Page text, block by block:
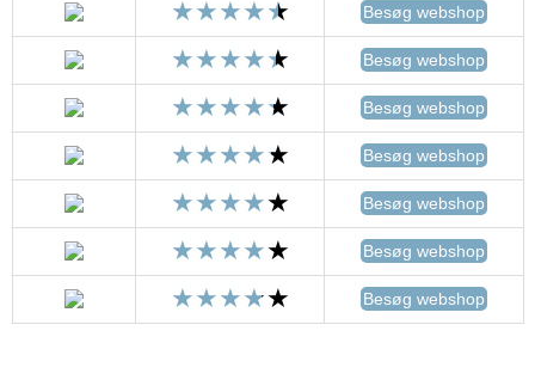
Besøg webshop
Besøg webshop
Besøg webshop
Besøg webshop
Besøg webshop
Besøg webshop
Besøg webshop